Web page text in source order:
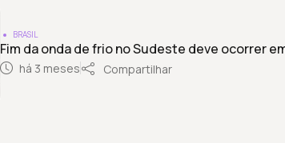
BRASIL
Fim da onda de frio no Sudeste deve ocorrer
há 3 meses Compartilhar